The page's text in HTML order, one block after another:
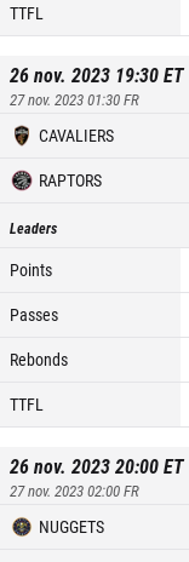
TTFL
26 nov. 2023 19:30ET
27 nov. 2023 01:30FR
CAVALIERS
RAPTORS
Leaders
Points
Passes
Rebonds
TTFL
26 nov. 2023 20:00ET
27 nov. 2023 02:00FR
NUGGETS